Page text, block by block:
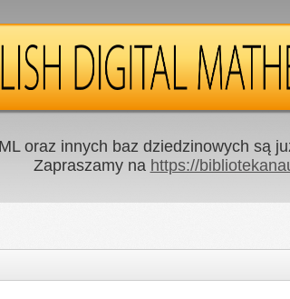
oraz innych baz dziedzinowych są
Zapraszamy na https://